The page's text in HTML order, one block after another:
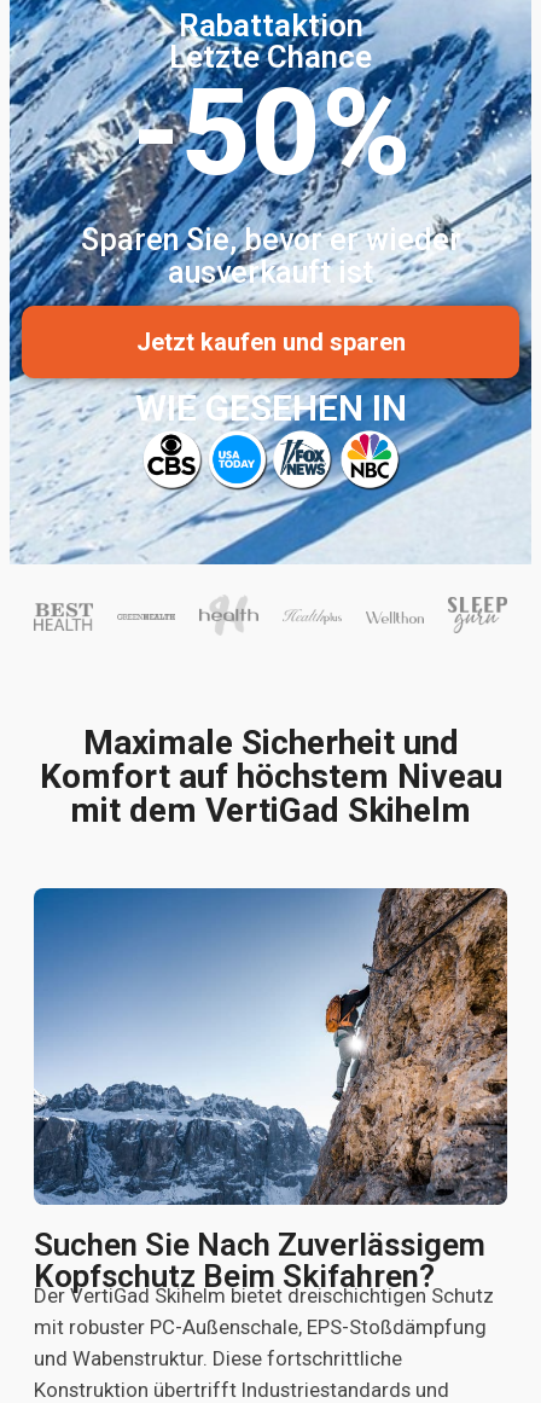
Rabattaktion
Letzte Chance
-50%
Sparen Sie, bevor er wieder
ausverkauft ist
Jetzt kaufen und sparen
WIE GESEHEN IN
Maximale Sicherheit und
Komfort auf höchstem Niveau
mit dem VertiGad Skihelm
Suchen Sie Nach Zuverlässigem
Kopfschutz Beim Skifahren?
Der VertiGad Skihelm bietet dreischichtigen Schutz
mit robuster PC-Außenschale, EPS-Stoßdämpfung
und Wabenstruktur. Diese fortschrittliche
Konstruktion übertrifft Industriestandards und